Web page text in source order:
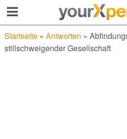
Startseite» Antworten »
stillschweigender Gesellschaft